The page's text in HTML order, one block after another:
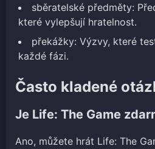
sběratelské předměty:
které vylepšují hratelnost.
překážky: Výzvy, které
každé fázi.
Často kladené
Je Life: The Game
Ano, můžete hrát Life: The